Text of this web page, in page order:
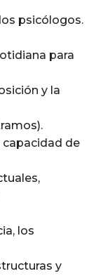
psicólogos.
para
y la
capacidad de
los
y